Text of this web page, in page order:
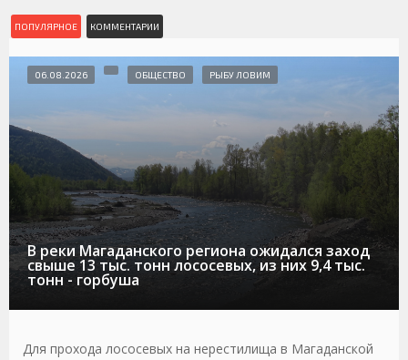
ПОПУЛЯРНОЕ КОММЕНТАРИИ
В реки Магаданского региона ожидался заход
свыше 13 тыс. тонн лососевых, из них 9,4 тыс.
тонн - горбуша
06.08.2026 ОБЩЕСТВО РЫБУ ЛОВИМ
Для прохода лососевых на нерестилища в Магаданской